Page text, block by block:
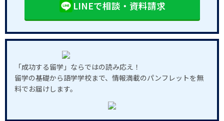
LINEで相談・資料請求
「成功する留学」ならではの読み応え！
留学の基礎から語学学校まで、情報満載のパンフレットを無
料でお届けします。